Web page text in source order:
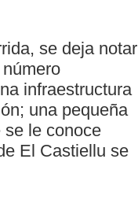
se deja notar
infraestructura
una pequeña
se le conoce
El Castiellu se